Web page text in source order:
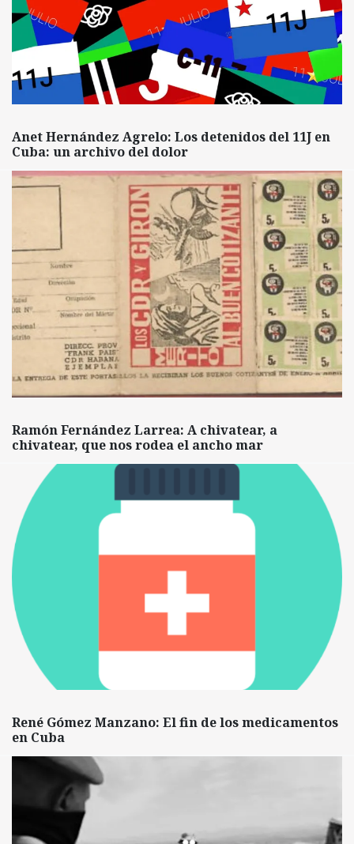
Anet Hernández Agrelo: Los detenidos del 11J en
Cuba: un archivo del dolor
Ramón Fernández Larrea: A chivatear, a
chivatear, que nos rodea el ancho mar
René Gómez Manzano: El fin de los medicamentos
en Cuba